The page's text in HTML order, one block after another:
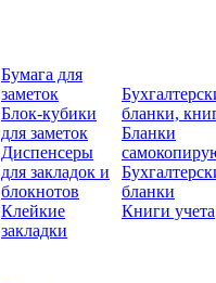
Бумага для
заметок
Блок-кубики
для заметок
Диспенсеры
для закладок и
блокнотов
Клейкие
закладки
бланки,
Бланки
бланки
Книги учета